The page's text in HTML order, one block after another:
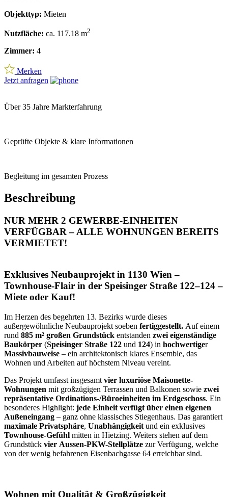
Objekttyp: Mieten
Nutzfläche: ca. 117.18 m2
Zimmer: 4
Merken
Jetzt anfragen
Über 35 Jahre Markterfahrung
Geprüfte Objekte & klare Informationen
Begleitung im gesamten Prozess
Beschreibung
NUR MEHR 2 GEWERBE-EINHEITEN
VERFÜGBAR – ALLE WOHNUNGEN BEREITS
VERMIETET!
Exklusives Neubauprojekt in 1130 Wien –
Townhouse-Flair in der Speisinger Straße 122–124 –
Miete oder Kauf!
Im Herzen des begehrten 13. Bezirks wurde dieses
außergewöhnliche Neubauprojekt soeben fertiggestellt. Auf einem
rund 885 m² großen Grundstück entstanden zwei eigenständige
Baukörper (Speisinger Straße 122 und 124) in hochwertiger
Massivbauweise – ein architektonisch klares Ensemble, das
Wohnen und Arbeiten auf höchstem Niveau vereint.
Das Projekt umfasst insgesamt vier luxuriöse Maisonette-
Wohnungen mit großzügigen Terrassen und Balkonen sowie zwei
repräsentative Ordinations-/Büroeinheiten im Erdgeschoss. Ein
besonderes Highlight: jede Einheit verfügt über einen eigenen
Außeneingang – ganz ohne klassisches Stiegenhaus. Das garantiert
maximale Privatsphäre, Unabhängigkeit und ein exklusives
Townhouse-Gefühl mitten in Hietzing. Weiters stehen auf dem
Grundstück vier Aussen-PKW-Stellplätze zur Verfügung, welche
von der wenig befahrenen Eisenbachgasse 64 erreichbar sind.
Wohnen mit Qualität & Großzügigkeit